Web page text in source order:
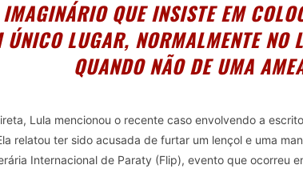
QUE INSISTE EM
ÚNICO LUGAR, NORMALMENTE NO
QUANDO NÃO DE UMA
Lula mencionou o recente caso envolvendo a
relatou ter sido acusada de furtar um lençol e uma
Internacional de Paraty (Flip), evento que ocorreu